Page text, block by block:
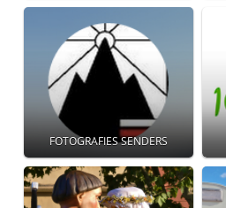
FOTOGRAFIES SENDERS